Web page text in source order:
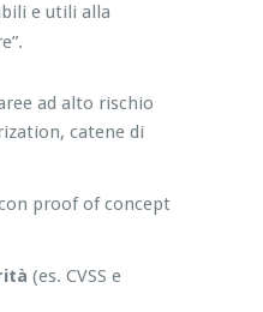
e utili alla
ad alto rischio
catene di
proof of concept
(es. CVSS e